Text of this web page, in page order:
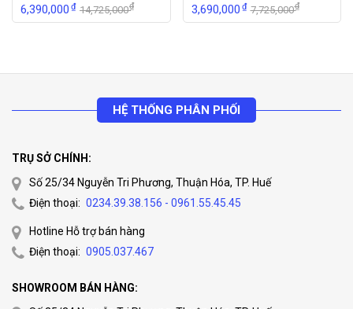
hạng5.005
6,390,000₫ 14,725,000₫ 3,690,000₫ 7,725,000₫
HỆ THỐNG PHÂN PHỐI
TRỤ SỞ CHÍNH:
Số 25/34 Nguyễn Tri Phương, Thuận Hóa, TP. Huế
Điện thoại: 0234.39.38.156 - 0961.55.45.45
Hotline Hỗ trợ bán hàng
Điện thoại: 0905.037.467
SHOWROOM BÁN HÀNG: